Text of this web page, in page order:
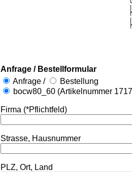
Anfrage / Bestellformular
Anfrage /
Bestellung
bocw80_60 (Artikelnummer
Firma (*Pflichtfeld)
Strasse, Hausnummer
PLZ, Ort, Land